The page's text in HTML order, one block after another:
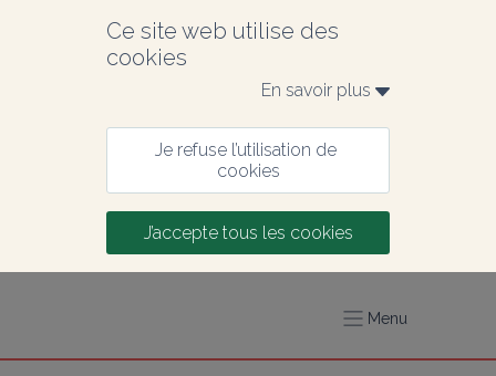
Ce site web utilise des
cookies
En savoir plus
Je refuse l’utilisation de
cookies
J’accepte tous les cookies
Menu